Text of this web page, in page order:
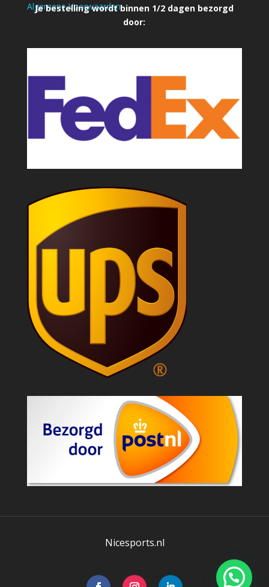
Algemene Voorwaarden
Je bestelling wordt binnen 1/2 dagen bezorgd
door:
Nicesports.nl